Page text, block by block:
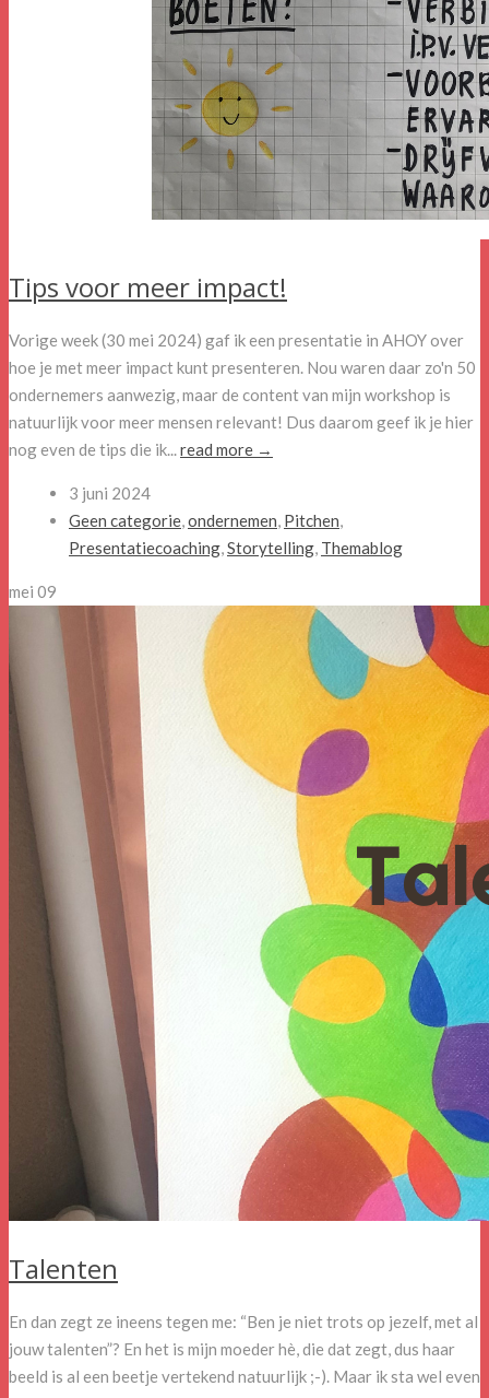
Tips voor meer impact!
Vorige week (30 mei 2024) gaf ik een presentatie in AHOY over
hoe je met meer impact kunt presenteren. Nou waren daar zo'n 50
ondernemers aanwezig, maar de content van mijn workshop is
natuurlijk voor meer mensen relevant! Dus daarom geef ik je hier
nog even de tips die ik...read more →
3 juni 2024
Geen categorie,ondernemen, Pitchen,
Presentatiecoaching,Storytelling, Themablog
mei 09
Talenten
En dan zegt ze ineens tegen me: “Ben je niet trots op jezelf, met al
jouw talenten”? En het is mijn moeder hè, die dat zegt, dus haar
beeld is al een beetje vertekend natuurlijk ;-). Maar ik sta wel even